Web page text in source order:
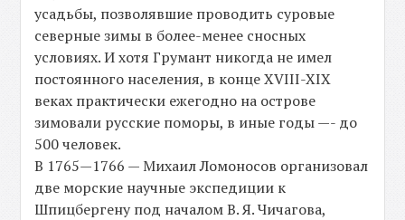
усадьбы, позволявшие проводить суровые
северные зимы в более-менее сносных
условиях. И хотя Грумант никогда не имел
постоянного населения, в конце XVIII-XIX
веках практически ежегодно на острове
зимовали русские поморы, в иные годы —- до
500 человек.
В 1765—1766 — Михаил Ломоносов организовал
две морские научные экспедиции к
Шпицбергену под началом В. Я. Чичагова,